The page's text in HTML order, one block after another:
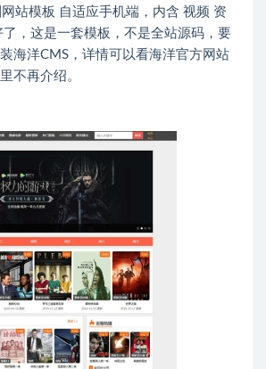
站模板 自适应手机端，内含 视频 资
，这是一套模板，不是全站源码，要
海洋CMS，详情可以看海洋官方网站
不再介绍。